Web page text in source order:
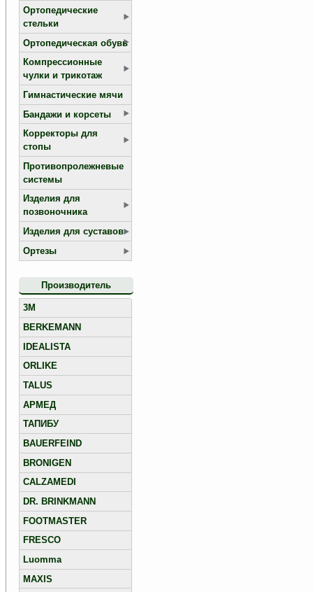
Ортопедические
стельки
Ортопедическая обувь
Компрессионные
чулки и трикотаж
Гимнастические мячи
Бандажи и корсеты
Корректоры для
стопы
Противопролежневые
системы
Изделия для
позвоночника
Изделия для суставов
Ортезы
Производитель
3M
BERKEMANN
IDEALISTA
ORLIKE
TALUS
АРМЕД
ТАПИБУ
BAUERFEIND
BRONIGEN
CALZAMEDI
DR. BRINKMANN
FOOTMASTER
FRESCO
Luomma
MAXIS